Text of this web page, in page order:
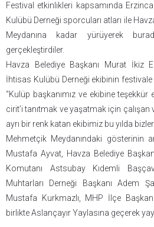
Festival etkinlikleri kapsamında
Kulübü Derneği sporcuları atları ile
Meydanına kadar yürüyerek
gerçekleştirdiler.
Havza Belediye Başkanı Murat İkiz
İhtisas Kulübü Derneği ekibinin festivale
“Kulüp başkanımız ve ekibine
cirit’i tanıtmak ve yaşatmak için
ayrı bir renk katan ekibimiz bu yılda
Mehmetçik Meydanındaki gösterinin
Mustafa Ayvat, Havza Belediye
Komutanı Astsubay Kıdemli
Muhtarları Derneği Başkanı Adem
Mustafa Kurkmazlı, MHP İlçe
birlikte Aslançayır Yaylasına geçerek